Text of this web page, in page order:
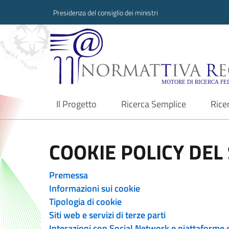
Presidenza del consiglio dei ministri
Normattiva
Il Progetto
current Ricerca Semplice
COOKIE POLICY
Premessa
Informazioni sui cookie
Tipologia di cookie
Siti web e servizi di terze parti